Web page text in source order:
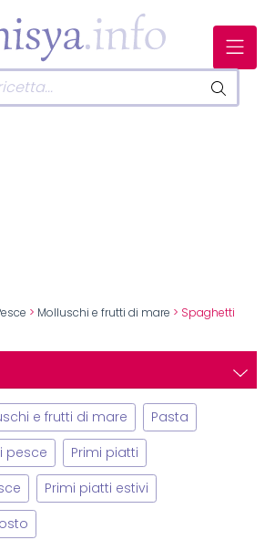
> Molluschi e frutti di mare > Spaghetti
e frutti di mare Pasta
pesce Primi piatti
Primi piatti estivi